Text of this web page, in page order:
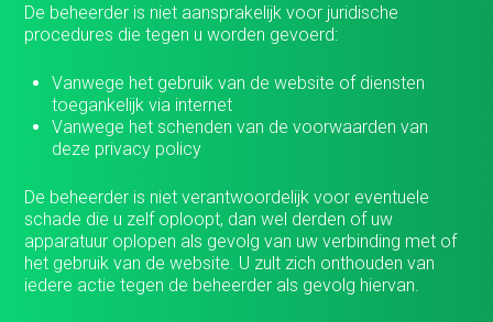
Vacatures Arnhem en Nijmegen
jouw baan met SelectieTeam
Werkgevers
De beheerder is niet aansprakelijk voor juridische
procedures die tegen u worden gevoerd:
Vanwege het gebruik van de website of diensten
toegankelijk via internet
Vanwege het schenden van de voorwaarden van
deze privacy policy
De beheerder is niet verantwoordelijk voor eventuele
schade die u zelf oploopt, dan wel derden of uw
apparatuur oplopen als gevolg van uw verbinding met of
het gebruik van de website. U zult zich onthouden van
iedere actie tegen de beheerder als gevolg hiervan.